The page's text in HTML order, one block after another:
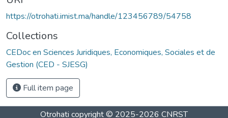
https://otrohati.imist.ma/handle/123456789/54758
Collections
CEDoc en Sciences Juridiques, Economiques, Sociales et de
Gestion (CED - SJESG)
Full item page
Otrohati copyright © 2025-2026 CNRST